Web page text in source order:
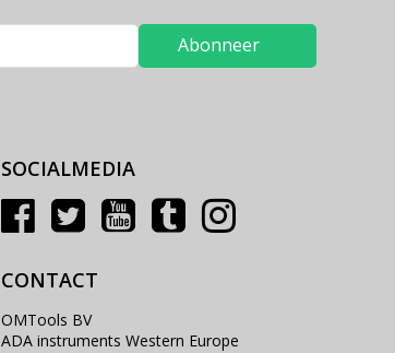
Abonneer
SOCIALMEDIA
CONTACT
OMTools BV
ADA instruments Western Europe